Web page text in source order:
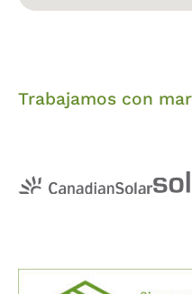
Trabajamos con